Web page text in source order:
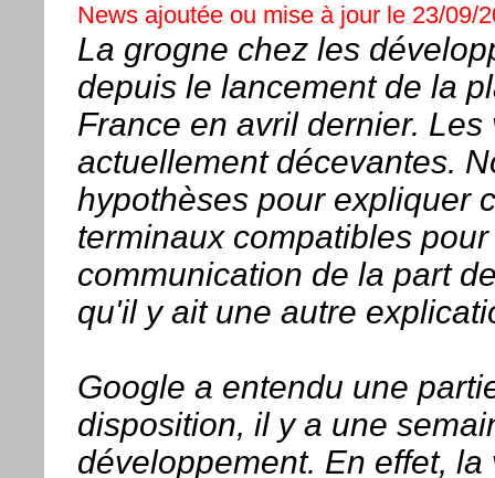
News ajoutée ou mise à jour le 23/09/
La grogne chez les
depuis le lancement de la
France en avril dernier.
actuellement décevantes.
hypothèses pour expliquer
terminaux compatibles
communication de la part
qu'il y ait une autre
Google a entendu une
disposition, il y a une
développement. En effet,